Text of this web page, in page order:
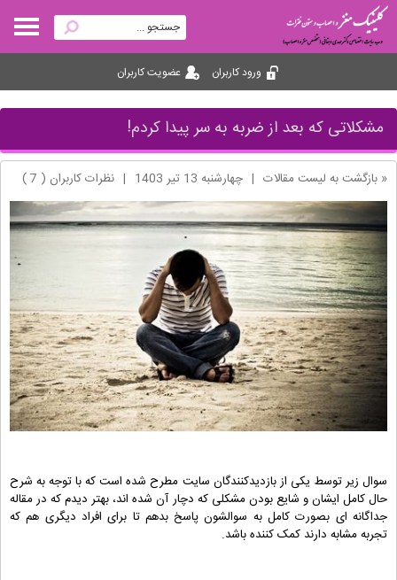
ورود کاربران عضویت کاربران
مشکلاتی که بعد از ضربه به سر پیدا کردم!
« بازگشت به لیست مقالات | چهارشنبه 13 تير 1403 | نظرات کاربران ( 7 )
سوال زیر توسط یکی از بازدیدکنندگان سایت مطرح شده است که با توجه به شرح
حال کامل ایشان و شایع بودن مشکلی که دچار آن شده اند، بهتر دیدم که در مقاله
جداگانه ای بصورت کامل به سوالشون پاسخ بدهم تا برای افراد دیگری هم که
تجربه مشابه دارند کمک کننده باشد.